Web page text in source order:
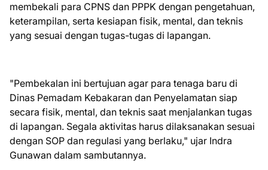
membekali para CPNS dan PPPK dengan pengetahuan,
keterampilan, serta kesiapan fisik, mental, dan teknis
yang sesuai dengan tugas-tugas di lapangan.
"Pembekalan ini bertujuan agar para tenaga baru di
Dinas Pemadam Kebakaran dan Penyelamatan siap
secara fisik, mental, dan teknis saat menjalankan tugas
di lapangan. Segala aktivitas harus dilaksanakan sesuai
dengan SOP dan regulasi yang berlaku," ujar Indra
Gunawan dalam sambutannya.